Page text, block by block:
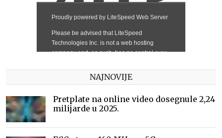
NAJNOVIJE
Pretplate na online video dosegnule 2,24
milijarde u 2025.